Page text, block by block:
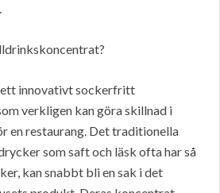
innovativt sockerfritt
verkligen kan göra skillnad i
en restaurang. Det traditionella
som saft och läsk ofta har så
kan snabbt bli en sak i det